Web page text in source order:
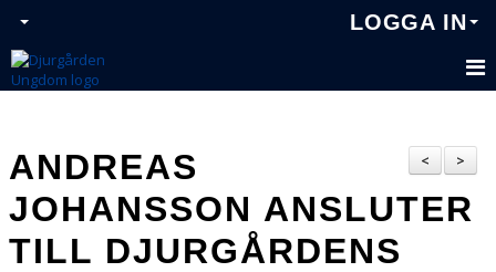
LOGGA IN
>
<
ANDREAS
JOHANSSON ANSLUTER
TILL DJURGÅRDENS